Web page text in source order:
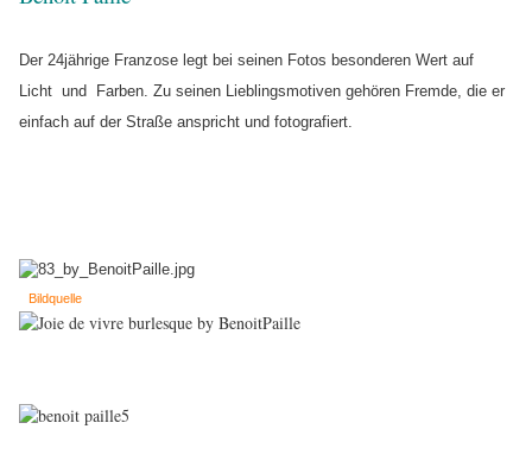
Der 24jährige Franzose legt bei seinen Fotos besonderen Wert auf
Licht und Farben. Zu seinen Lieblingsmotiven gehören Fremde, die er
einfach auf der Straße anspricht und fotografiert.
Bildquelle